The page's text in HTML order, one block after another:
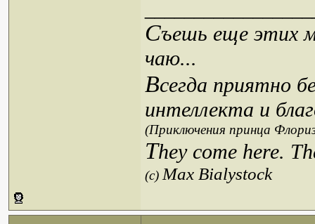
Съешь еще этих
чаю...
Всегда приятно
интеллекта и
(Приключения принца
They come here.
(c)Max Bialystock